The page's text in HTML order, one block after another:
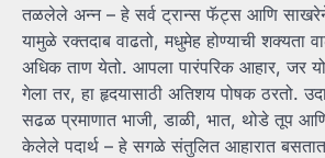
तळलेले अन्न – हे सर्व ट्रान्स फॅट्स आणि
यामुळे रक्तदाब वाढतो, मधुमेह होण्याची शक्यता
अधिक ताण येतो. आपला पारंपरिक आहार, जर
गेला तर, हा हृदयासाठी अतिशय पोषक ठरतो.
सढळ प्रमाणात भाजी, डाळी, भात, थोडे तूप
केलेले पदार्थ – हे सगळे संतुलित आहारात